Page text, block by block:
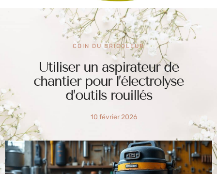
COIN DU BRICOLEUR
Utiliser un aspirateur de
chantier pour l’électrolyse
d’outils rouillés
10 février 2026